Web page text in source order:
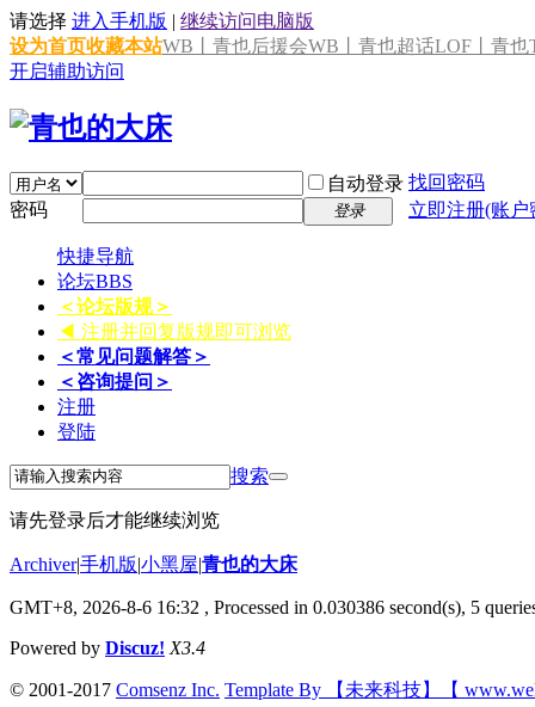
请选择 进入手机版 | 继续访问电脑版
设为首页收藏本站WB丨青也后援会WB丨青也超话LOF丨青也
开启辅助访问
自动登录 找回密码
密码
登录 立即注册(账
快捷导航
论坛BBS
＜论坛版规＞
◀ 注册并回复版规即可浏览
＜常见问题解答＞
＜咨询提问＞
注册
登陆
搜索
请先登录后才能继续浏览
Archiver|手机版|小黑屋|青也的大床
GMT+8, 2026-8-6 16:32 , Processed in 0.030386 second(s), 5
Powered by Discuz! X3.4
© 2001-2017 Comsenz Inc. Template By 【未来科技】【